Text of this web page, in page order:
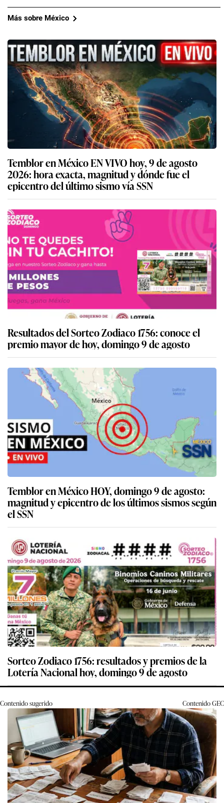
Más sobre México
Temblor en México EN VIVO hoy, 9 de agosto
2026: hora exacta, magnitud y dónde fue el
epicentro del último sismo vía SSN
Resultados del Sorteo Zodiaco 1756: conoce el
premio mayor de hoy, domingo 9 de agosto
Temblor en México HOY, domingo 9 de agosto:
magnitud y epicentro de los últimos sismos según
el SSN
Sorteo Zodiaco 1756: resultados y premios de la
Lotería Nacional hoy, domingo 9 de agosto
Contenido sugerido ContenidoGEC